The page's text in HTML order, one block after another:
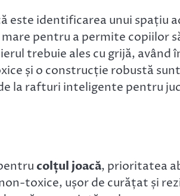
este identificarea unui spațiu
pentru a permite copiilor
trebuie ales cu grijă, având
și o construcție robustă
la rafturi inteligente pentru
colțul joacă, prioritatea
toxice, ușor de curățat și